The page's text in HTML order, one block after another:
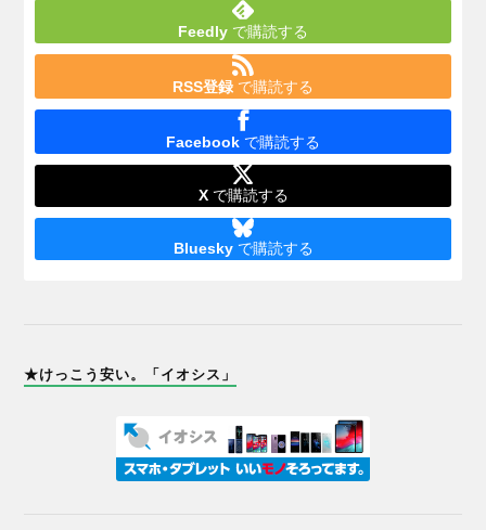
Feedly で購読する
RSS登録 で購読する
Facebook で購読する
Xで購読する
Blueskyで購読する
★けっこう安い。「イオシス」